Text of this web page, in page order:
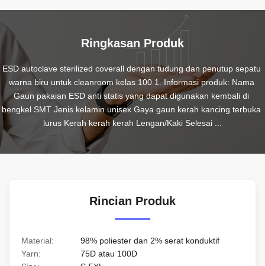
Ringkasan Produk
ESD autoclave sterilized coverall dengan tudung dan penutup sepatu
warna biru untuk cleanroom kelas 100 1. Informasi produk: Nama
Gaun pakaian ESD anti statis yang dapat digunakan kembali di
bengkel SMT Jenis kelamin unisex Gaya gaun kerah kancing terbuka
lurus Kerah kerah kerah Lengan/Kaki Selesai ...
Rincian Produk
Material:
98% poliester dan 2% serat konduktif
Yarn:
75D atau 100D